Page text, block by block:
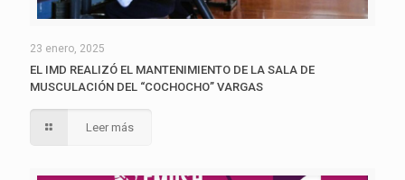
23 enero, 2025
EL IMD REALIZÓ EL MANTENIMIENTO DE LA SALA DE
MUSCULACIÓN DEL “COCHOCHO” VARGAS
Leer más